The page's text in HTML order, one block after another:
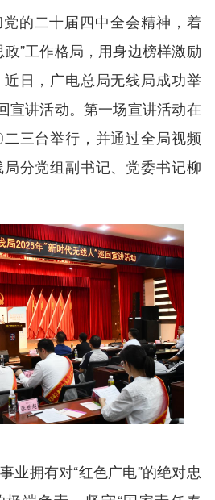
的二十届四中全会精神，着
”工作格局，用身边榜样激励
日，广电总局无线局成功举
宣讲活动。第一场宣讲活动在
三台举行，并通过全局视频
分党组副书记、党委书记柳
业拥有对“红色广电”的绝对忠